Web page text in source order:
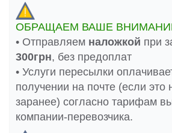
ОБРАЩАЕМ ВАШЕ
• Отправляем наложкой при
300грн, без предоплат
• Услуги пересылки
получении на почте (если это
заранее) согласно тарифам
компании-перевозчика.